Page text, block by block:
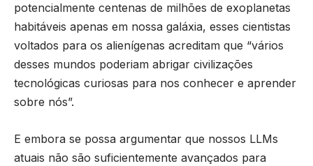
potencialmente centenas de milhões de exoplanetas
habitáveis apenas em nossa galáxia, esses cientistas
voltados para os alienígenas acreditam que “vários
desses mundos poderiam abrigar civilizações
tecnológicas curiosas para nos conhecer e aprender
sobre nós”.
E embora se possa argumentar que nossos LLMs
atuais não são suficientemente avançados para